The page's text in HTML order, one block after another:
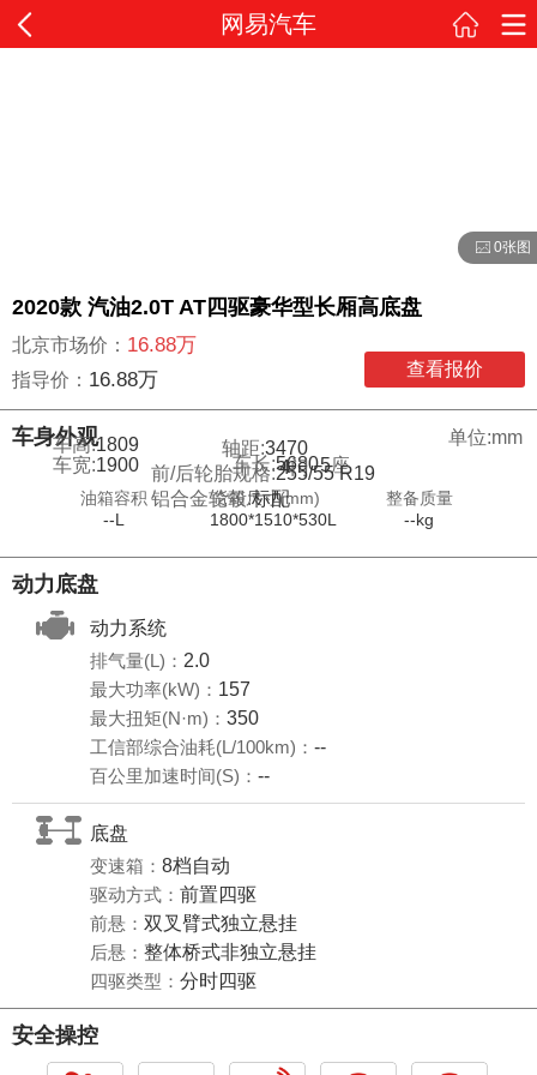
网易汽车
0张图
2020款 汽油2.0T AT四驱豪华型长厢高底盘
北京市场价： 16.88万
指导价： 16.88万 查看报价
车身外观
单位:mm
车长:5680
车宽:1900 5座
4门
车高:1809 轴距:3470
前/后轮胎规格:255/55 R19
铝合金轮毂:标配
油箱容积
--L
货箱尺寸(mm)
1800*1510*530L
整备质量
--kg
动力底盘
动力系统
排气量(L)： 2.0
最大功率(kW)： 157
最大扭矩(N·m)： 350
工信部综合油耗(L/100km)： --
百公里加速时间(S)： --
底盘
变速箱： 8档自动
驱动方式： 前置四驱
前悬： 双叉臂式独立悬挂
后悬： 整体桥式非独立悬挂
四驱类型： 分时四驱
安全操控